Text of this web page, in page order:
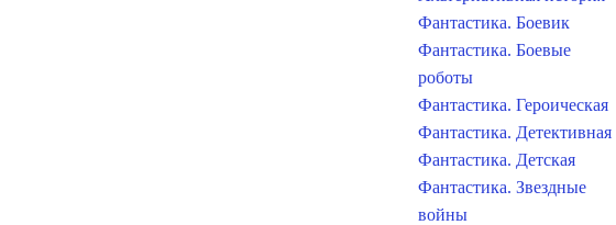
Фантастика. Боевик
Фантастика. Боевые
роботы
Фантастика. Героическая
Фантастика. Детективная
Фантастика. Детская
Фантастика. Звездные
войны